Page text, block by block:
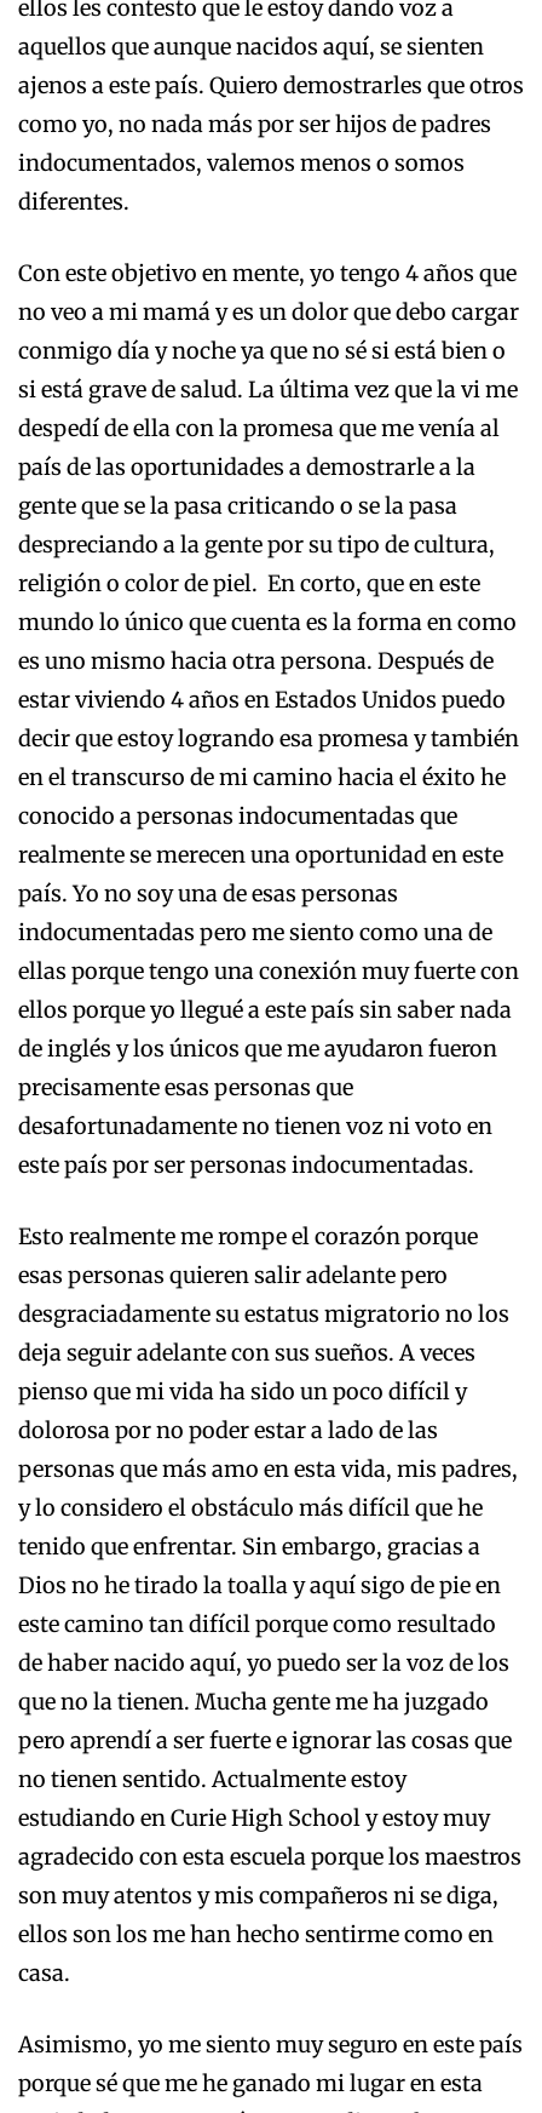
ellos les contesto que le estoy dando voz a
aquellos que aunque nacidos aquí, se sienten
ajenos a este país. Quiero demostrarles que otros
como yo, no nada más por ser hijos de padres
indocumentados, valemos menos o somos
diferentes.
Con este objetivo en mente, yo tengo 4 años que
no veo a mi mamá y es un dolor que debo cargar
conmigo día y noche ya que no sé si está bien o
si está grave de salud. La última vez que la vi me
despedí de ella con la promesa que me venía al
país de las oportunidades a demostrarle a la
gente que se la pasa criticando o se la pasa
despreciando a la gente por su tipo de cultura,
religión o color de piel. En corto, que en este
mundo lo único que cuenta es la forma en como
es uno mismo hacia otra persona. Después de
estar viviendo 4 años en Estados Unidos puedo
decir que estoy logrando esa promesa y también
en el transcurso de mi camino hacia el éxito he
conocido a personas indocumentadas que
realmente se merecen una oportunidad en este
país. Yo no soy una de esas personas
indocumentadas pero me siento como una de
ellas porque tengo una conexión muy fuerte con
ellos porque yo llegué a este país sin saber nada
de inglés y los únicos que me ayudaron fueron
precisamente esas personas que
desafortunadamente no tienen voz ni voto en
este país por ser personas indocumentadas.
Esto realmente me rompe el corazón porque
esas personas quieren salir adelante pero
desgraciadamente su estatus migratorio no los
deja seguir adelante con sus sueños. A veces
pienso que mi vida ha sido un poco difícil y
dolorosa por no poder estar a lado de las
personas que más amo en esta vida, mis padres,
y lo considero el obstáculo más difícil que he
tenido que enfrentar. Sin embargo, gracias a
Dios no he tirado la toalla y aquí sigo de pie en
este camino tan difícil porque como resultado
de haber nacido aquí, yo puedo ser la voz de los
que no la tienen. Mucha gente me ha juzgado
pero aprendí a ser fuerte e ignorar las cosas que
no tienen sentido. Actualmente estoy
estudiando en Curie High School y estoy muy
agradecido con esta escuela porque los maestros
son muy atentos y mis compañeros ni se diga,
ellos son los me han hecho sentirme como en
casa.
Asimismo, yo me siento muy seguro en este país
porque sé que me he ganado mi lugar en esta